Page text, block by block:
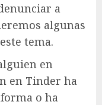
a
algunas
tema.
en
en Tinder ha
o ha